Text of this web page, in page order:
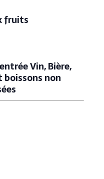
fruits
Vin, Bière,
boissons non